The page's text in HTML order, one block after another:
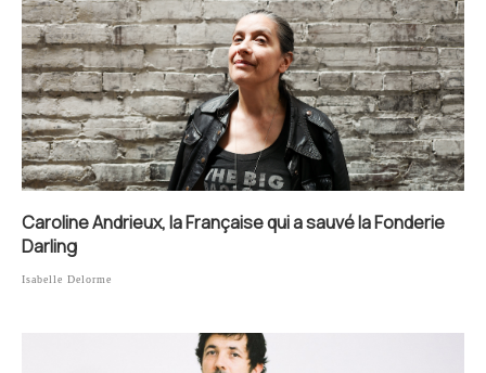
Caroline Andrieux, la Française qui a sauvé la Fonderie
Darling
Isabelle Delorme